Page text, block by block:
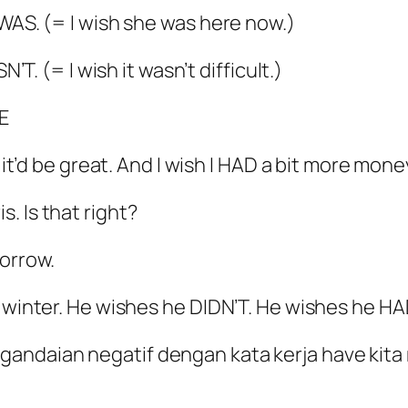
(= I wish she was here now.)
(= I wish it wasn’t difficult.)
it’d be great. And I wish I HAD a bit more
Is that right?
He wishes he DIDN’T. He wishes he
negatif dengan kata kerja have kita